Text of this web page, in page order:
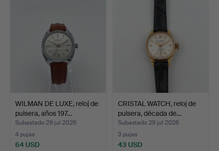
WILMAN DE LUXE, reloj de
pulsera, años 197…
Subastado 29 jul 2026
4 pujas
64 USD
CRISTAL WATCH, reloj de
pulsera, década de…
Subastado 29 jul 2026
3 pujas
43 USD